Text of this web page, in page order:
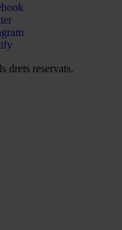
drets reservats.